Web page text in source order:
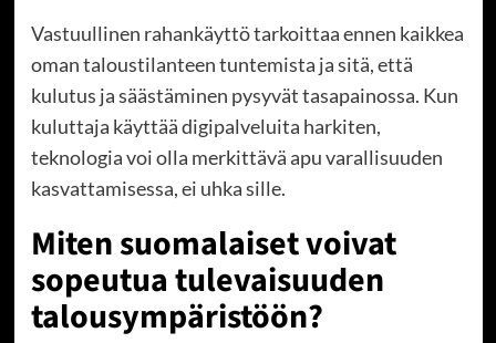
Vastuullinen rahankäyttö tarkoittaa ennen kaikkea
oman taloustilanteen tuntemista ja sitä, että
kulutus ja säästäminen pysyvät tasapainossa. Kun
kuluttaja käyttää digipalveluita harkiten,
teknologia voi olla merkittävä apu varallisuuden
kasvattamisessa, ei uhka sille.
Miten suomalaiset voivat
sopeutua tulevaisuuden
talousympäristöön?